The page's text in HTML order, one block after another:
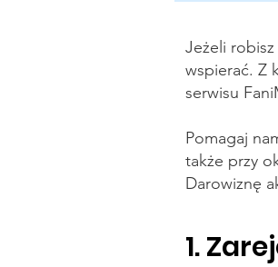
Jeżeli
wspierać. Z
serwisu
Pomagaj
także przy
Darowiznę
1.